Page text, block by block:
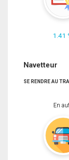
1.41
Navetteur
SE RENDRE AU
En